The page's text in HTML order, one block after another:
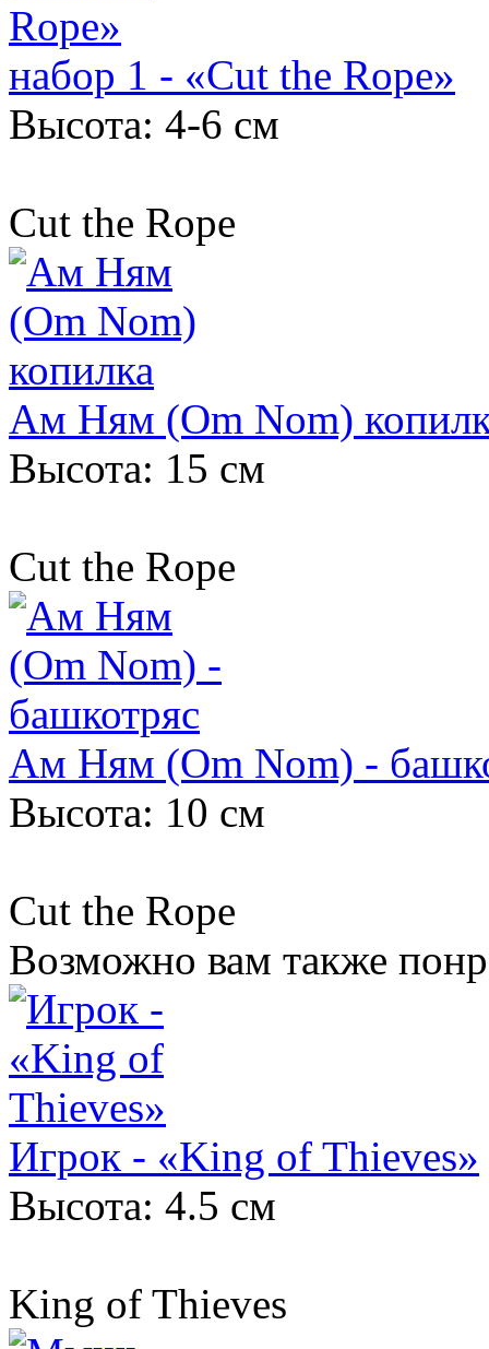
набор 1 - «Cut the Rope»
Высота: 4-6 см
Cut the Rope
Ам Ням (Om Nom)
Высота: 15 см
Cut the Rope
Ам Ням (Om Nom) -
Высота: 10 см
Cut the Rope
Возможно вам также
Игрок - «King of Thieves»
Высота: 4.5 см
King of Thieves